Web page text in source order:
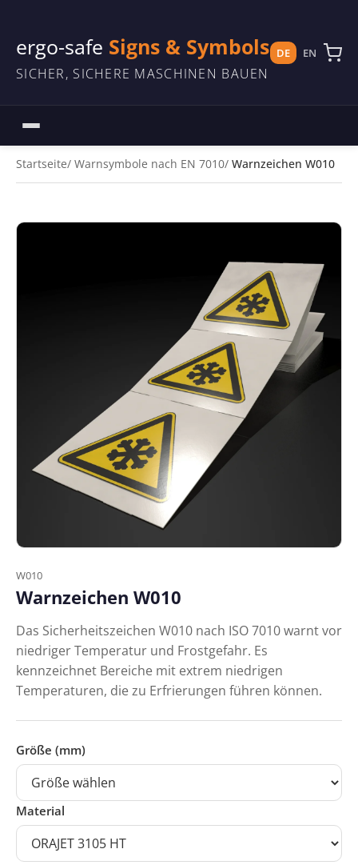
ergo-safe Signs & Symbols
SICHER, SICHERE MASCHINEN BAUEN
DE EN
Startseite Warnsymbole nach EN 7010 Warnzeichen W010
W010
Warnzeichen W010
Das Sicherheitszeichen W010 nach ISO 7010 warnt vor
niedriger Temperatur und Frostgefahr. Es
kennzeichnet Bereiche mit extrem niedrigen
Temperaturen, die zu Erfrierungen führen können.
Größe (mm)
Material